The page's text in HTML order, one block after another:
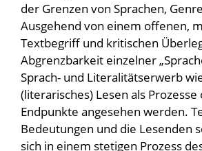
der Grenzen von Sprachen,
Ausgehend von einem offenen,
Textbegriff und kritischen
Abgrenzbarkeit einzelner
Sprach- und Literalitätserwerb
(literarisches) Lesen als
Endpunkte angesehen werden.
Bedeutungen und die Lesenden
sich in einem stetigen Prozess